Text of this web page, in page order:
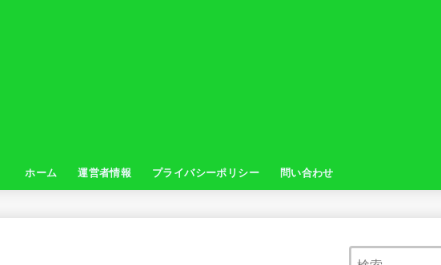
ホーム 運営者情報 プライバシーポリシー 問い合わせ